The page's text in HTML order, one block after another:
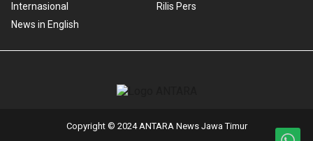
Internasional
News in English
Rilis Pers
Copyright © 2024 ANTARA News Jawa Timur